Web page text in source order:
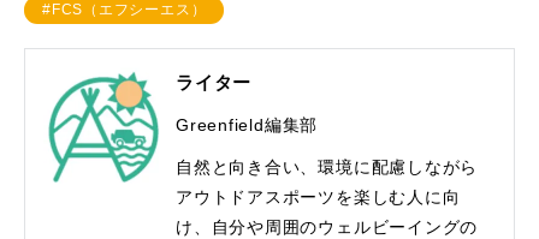
#FCS（エフシーエス）
ライター
Greenfield編集部
自然と向き合い、環境に配慮しながら
アウトドアスポーツを楽しむ人に向
け、自分や周囲のウェルビーイングの